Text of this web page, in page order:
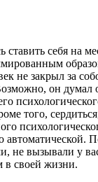
ставить себя на
не закрыл за
он думал
того,
автоматической.
не вызывали у
в своей жизни.